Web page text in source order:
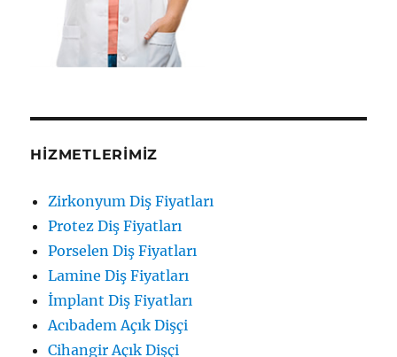
HIZMETLERIMIZ
Zirkonyum Diş Fiyatları
Protez Diş Fiyatları
Porselen Diş Fiyatları
Lamine Diş Fiyatları
İmplant Diş Fiyatları
Acıbadem Açık Dişçi
Cihangir Açık Dişçi